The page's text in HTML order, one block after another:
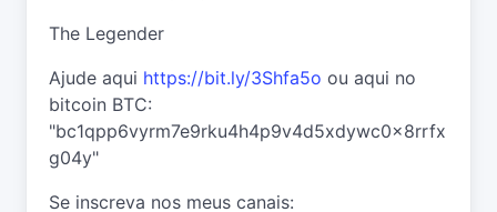
The Legender
Ajude aqui https://bit.ly/3Shfa5o ou aqui no
bitcoin BTC:
"bc1qpp6vyrm7e9rku4h4p9v4d5xdywc0x8rrfx
g04y"
Se inscreva nos meus canais: